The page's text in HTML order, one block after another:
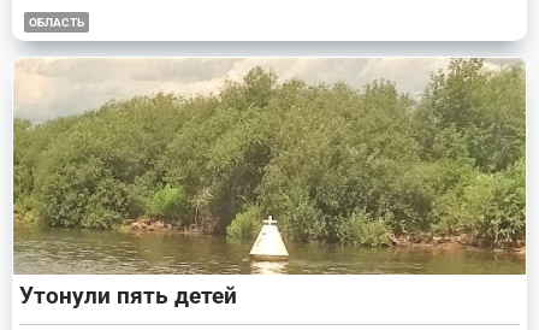
ОБЛАСТЬ
Утонули пять детей